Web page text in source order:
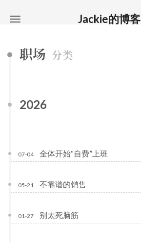
Jackie的博客
职场 分类
2026
07-04 全体开始“自费”上班
05-21 不靠谱的销售
01-27 别太死脑筋